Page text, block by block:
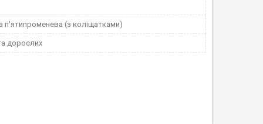
п'ятипроменева (з коліщатками)
дорослих